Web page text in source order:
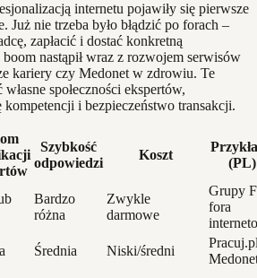
internetu pojawiły się pierwsze
nie trzeba było błądzić po forach –
zapłacić i dostać konkretną
nastąpił wraz z rozwojem serwisów
kariery czy Medonet w zdrowiu. Te
społeczności ekspertów,
i bezpieczeństwo transakcji.
Szybkość
odpowiedzi
Koszt
(PL)
Bardzo
różna
Zwykle
darmowe
Grupy
fora
Średnia Niski/średni